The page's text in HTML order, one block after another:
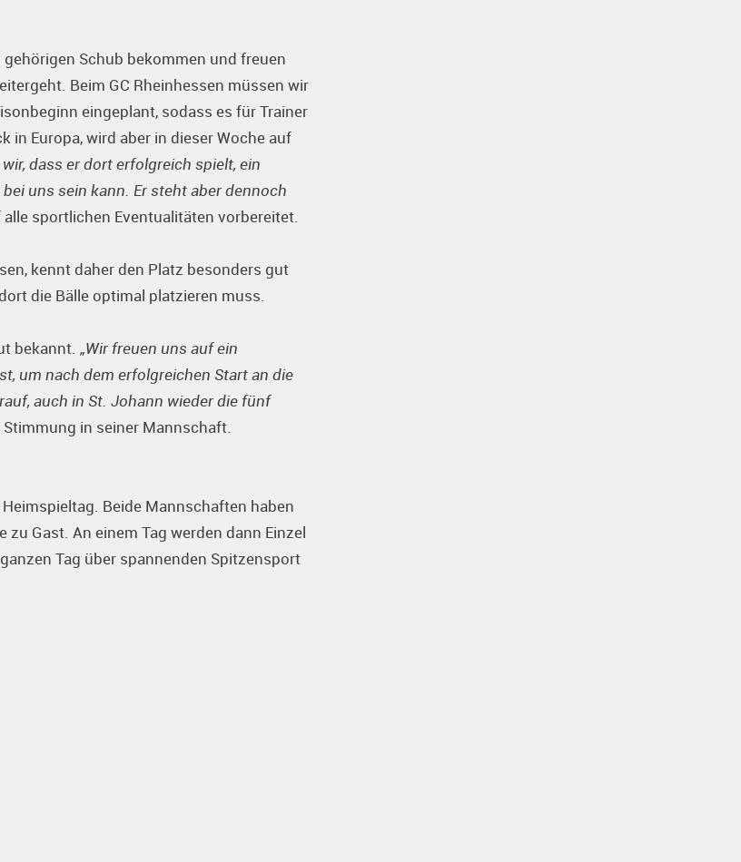
Schub bekommen und freuen
Beim GC Rheinhessen müssen wir
eingeplant, sodass es für Trainer
in Europa, wird aber in dieser Woche auf
dass er dort erfolgreich spielt, ein
uns sein kann. Er steht aber dennoch
sportlichen Eventualitäten vorbereitet.
kennt daher den Platz besonders gut
die Bälle optimal platzieren muss.
bekannt. „Wir freuen uns auf ein
um nach dem erfolgreichen Start an die
auch in St. Johann wieder die fünf
in seiner Mannschaft.
Beide Mannschaften haben
Gast. An einem Tag werden dann Einzel
Tag über spannenden Spitzensport